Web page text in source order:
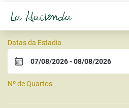
Estalagem
Datas da Estadia
Nº de Quartos